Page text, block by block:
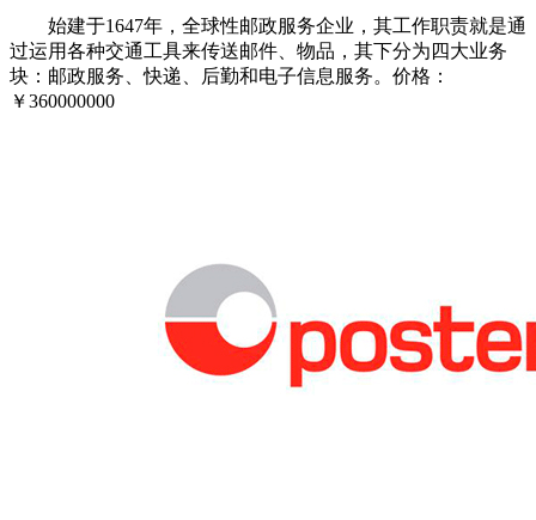
始建于1647年，全球性邮政服务企业，其工作职责就是通
过运用各种交通工具来传送邮件、物品，其下分为四大业务
块：邮政服务、快递、后勤和电子信息服务。价格：
￥360000000